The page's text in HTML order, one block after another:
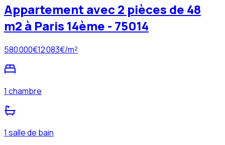
Appartement avec 2 pièces de 48
m2 à Paris 14ème - 75014
580 000€12 083€/m²
1 chambre
1 salle de bain